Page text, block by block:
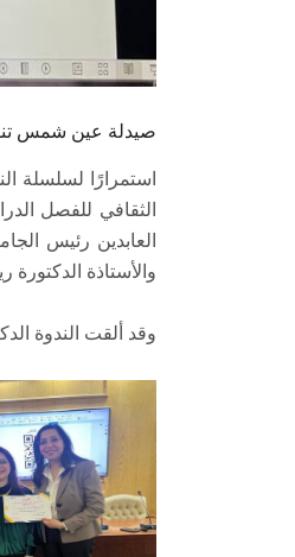
صيدلة عين شمس
استمرارًا لسلسلة
العابدين رئيس
والأستاذة
وقد ألقت الندوة